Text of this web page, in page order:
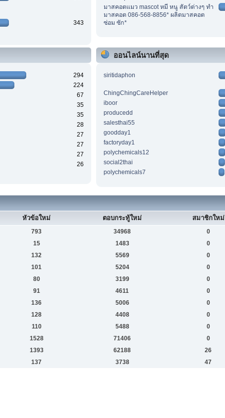
343
มาสคอตแมว mascot หมี หนู สัตว์ต่างๆ ทำ
มาสคอต 086-568-8856* ผลิตมาสคอต
ซ่อม ซัก*
294
224
67
35
35
28
27
27
27
26
ออนไลน์นานที่สุด
siritidaphon
ChingChingCareHelper
iboor
producedd
salesthai55
goodday1
factoryday1
polychemicals12
social2thai
polychemicals7
หัวข้อใหม่ ตอบกระทู้ใหม่ สมาชิกใหม่
793 34968 0
15 1483 0
132 5569 0
101 5204 0
80 3199 0
91 4611 0
136 5006 0
128 4408 0
110 5488 0
1528 71406 0
1393 62188 26
137 3738 47